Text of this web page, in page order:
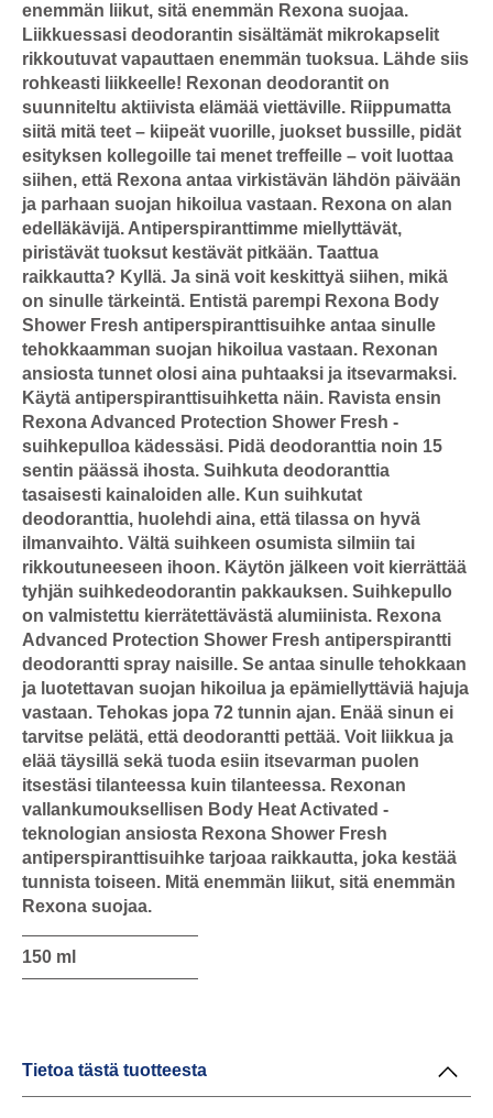
enemmän liikut, sitä enemmän Rexona suojaa.
Liikkuessasi deodorantin sisältämät mikrokapselit
rikkoutuvat vapauttaen enemmän tuoksua. Lähde siis
rohkeasti liikkeelle! Rexonan deodorantit on
suunniteltu aktiivista elämää viettäville. Riippumatta
siitä mitä teet – kiipeät vuorille, juokset bussille, pidät
esityksen kollegoille tai menet treffeille – voit luottaa
siihen, että Rexona antaa virkistävän lähdön päivään
ja parhaan suojan hikoilua vastaan. Rexona on alan
edelläkävijä. Antiperspiranttimme miellyttävät,
piristävät tuoksut kestävät pitkään. Taattua
raikkautta? Kyllä. Ja sinä voit keskittyä siihen, mikä
on sinulle tärkeintä. Entistä parempi Rexona Body
Shower Fresh antiperspiranttisuihke antaa sinulle
tehokkaamman suojan hikoilua vastaan. Rexonan
ansiosta tunnet olosi aina puhtaaksi ja itsevarmaksi.
Käytä antiperspiranttisuihketta näin. Ravista ensin
Rexona Advanced Protection Shower Fresh -
suihkepulloa kädessäsi. Pidä deodoranttia noin 15
sentin päässä ihosta. Suihkuta deodoranttia
tasaisesti kainaloiden alle. Kun suihkutat
deodoranttia, huolehdi aina, että tilassa on hyvä
ilmanvaihto. Vältä suihkeen osumista silmiin tai
rikkoutuneeseen ihoon. Käytön jälkeen voit kierrättää
tyhjän suihkedeodorantin pakkauksen. Suihkepullo
on valmistettu kierrätettävästä alumiinista. Rexona
Advanced Protection Shower Fresh antiperspirantti
deodorantti spray naisille. Se antaa sinulle tehokkaan
ja luotettavan suojan hikoilua ja epämiellyttäviä hajuja
vastaan. Tehokas jopa 72 tunnin ajan. Enää sinun ei
tarvitse pelätä, että deodorantti pettää. Voit liikkua ja
elää täysillä sekä tuoda esiin itsevarman puolen
itsestäsi tilanteessa kuin tilanteessa. Rexonan
vallankumouksellisen Body Heat Activated -
teknologian ansiosta Rexona Shower Fresh
antiperspiranttisuihke tarjoaa raikkautta, joka kestää
tunnista toiseen. Mitä enemmän liikut, sitä enemmän
Rexona suojaa.
150 ml
Tietoa tästä tuotteesta